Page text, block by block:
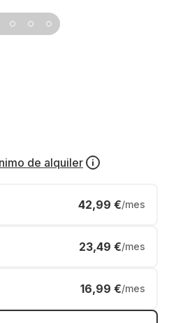
de alquiler
42,99 €/mes
23,49 €/mes
16,99 €/mes